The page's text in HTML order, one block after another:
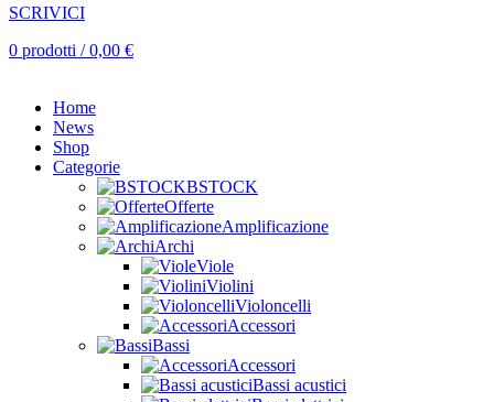
SCRIVICI
0 prodotti / 0,00 €
Home
News
Shop
Categorie
BSTOCK
Offerte
Amplificazione
Archi
Viole
Violini
Violoncelli
Accessori
Bassi
Accessori
Bassi acustici